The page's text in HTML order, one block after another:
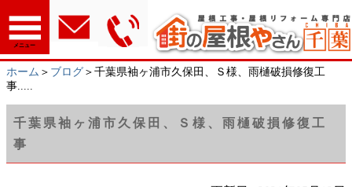
メニュー
ホーム ＞ ブログ ＞千葉県袖ヶ浦市久保田、Ｓ様、雨樋破損修復工
事.....
千葉県袖ヶ浦市久保田、Ｓ様、雨樋破損修復工
事